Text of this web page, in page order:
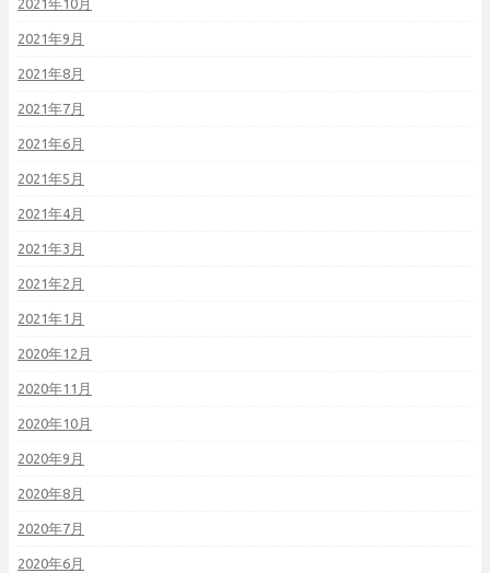
2021年10月
2021年9月
2021年8月
2021年7月
2021年6月
2021年5月
2021年4月
2021年3月
2021年2月
2021年1月
2020年12月
2020年11月
2020年10月
2020年9月
2020年8月
2020年7月
2020年6月